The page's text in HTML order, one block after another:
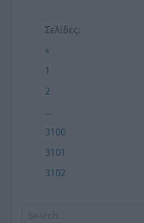
Σελίδες:
«
1
2
...
3100
3101
3102